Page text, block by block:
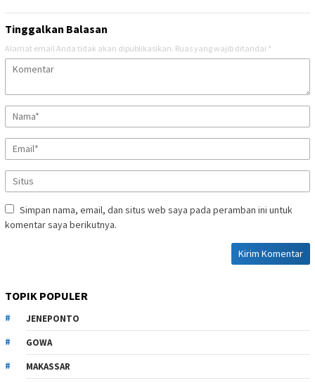
Tinggalkan Balasan
Alamat email Anda tidak akan dipublikasikan. Ruas yang wajib ditandai *
Simpan nama, email, dan situs web saya pada peramban ini untuk
komentar saya berikutnya.
TOPIK POPULER
JENEPONTO
GOWA
MAKASSAR